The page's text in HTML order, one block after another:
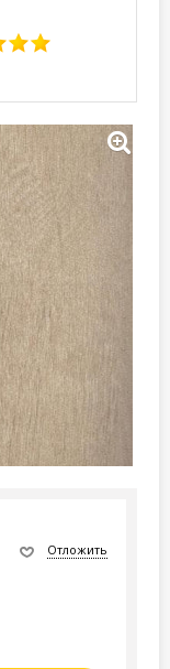
Отложить